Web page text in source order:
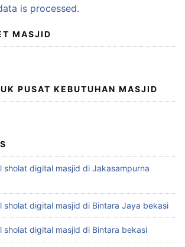
is processed.
MASJID
PUSAT KEBUTUHAN MASJID
sholat digital masjid di Jakasampurna
sholat digital masjid di Bintara Jaya bekasi
sholat digital masjid di Bintara bekasi